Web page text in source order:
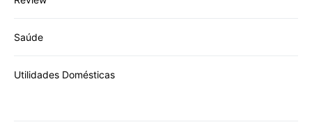
Saúde
Utilidades Domésticas